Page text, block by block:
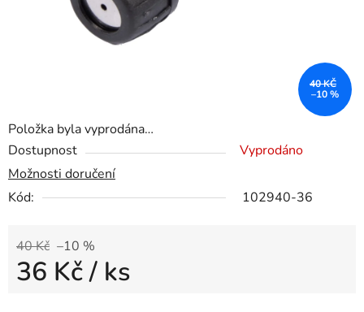
Položka byla vyprodána…
Dostupnost
Vyprodáno
Možnosti doručení
Kód:
102940-36
40 Kč –10 %
36 Kč/ ks
40 KČ
–10 %